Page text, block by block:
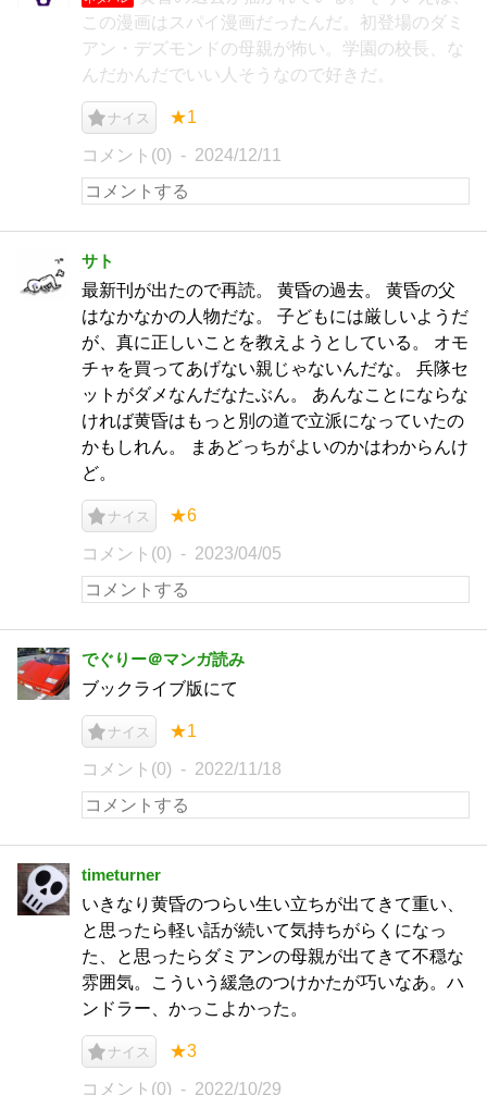
この漫画はスパイ漫画だったんだ。初登場のダミ
アン・デズモンドの母親が怖い。学園の校長、な
んだかんだでいい人そうなので好きだ。
ナイス ★1
コメント(0) 2024/12/11
サト
最新刊が出たので再読。 黄昏の過去。 黄昏の父
はなかなかの人物だな。 子どもには厳しいようだ
が、真に正しいことを教えようとしている。 オモ
チャを買ってあげない親じゃないんだな。 兵隊セ
ットがダメなんだなたぶん。 あんなことにならな
ければ黄昏はもっと別の道で立派になっていたの
かもしれん。 まあどっちがよいのかはわからんけ
ど。
ナイス ★6
コメント(0) 2023/04/05
でぐりー＠マンガ読み
ブックライブ版にて
ナイス ★1
コメント(0) 2022/11/18
timeturner
いきなり黄昏のつらい生い立ちが出てきて重い、
と思ったら軽い話が続いて気持ちがらくになっ
た、と思ったらダミアンの母親が出てきて不穏な
雰囲気。こういう緩急のつけかたが巧いなあ。ハ
ンドラー、かっこよかった。
ナイス ★3
コメント(0) 2022/10/29